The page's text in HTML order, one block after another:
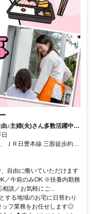
♪主婦(夫)さん多数活躍中！
でのお休みなども取りやす
ＪＲ日豊本線 三股徒歩約49
自由に働いていただけます
／午前のみOK ※扶養内勤務
相談／お気軽にご...
する地域のお宅に日替わり
ッフ業務をお任せします◎